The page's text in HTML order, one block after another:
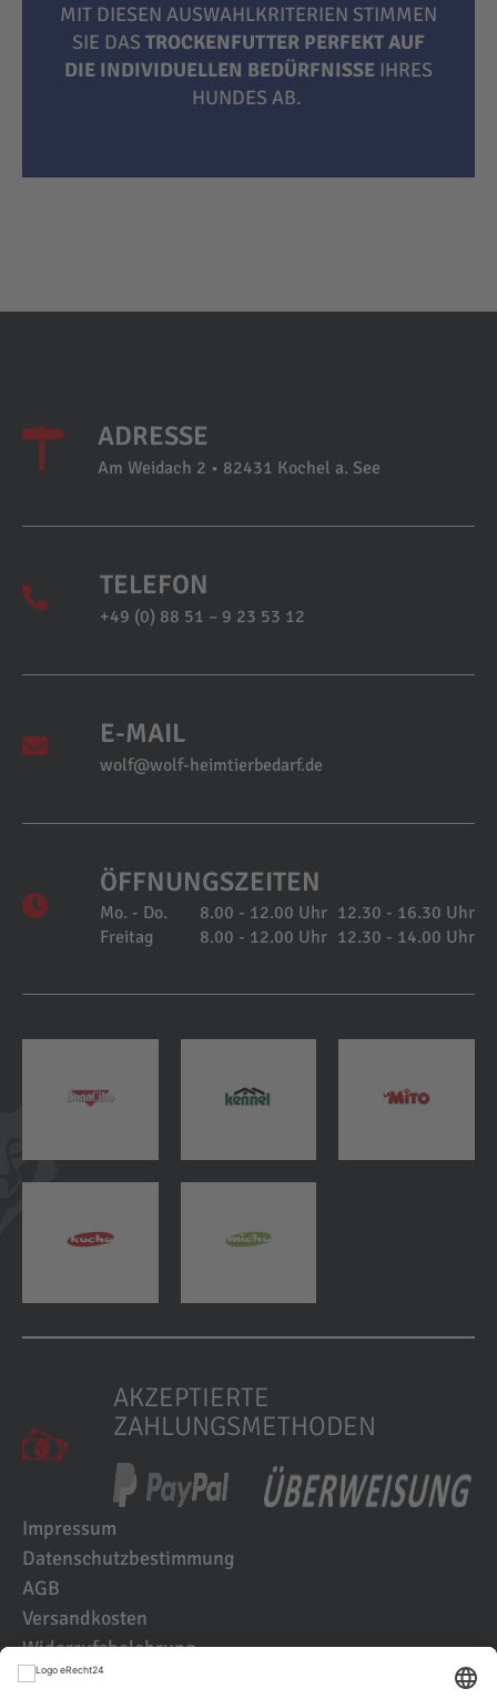
MIT DIESEN AUSWAHLKRITERIEN STIMMEN
SIE DAS TROCKENFUTTER PERFEKT AUF
DIE INDIVIDUELLEN BEDÜRFNISSE IHRES
HUNDES AB.
ADRESSE
Am Weidach 2 • 82431 Kochel a. See
TELEFON
+49 (0) 88 51 – 9 23 53 12
E-MAIL
wolf@wolf-heimtierbedarf.de
ÖFFNUNGSZEITEN
Mo. - Do. 8.00 - 12.00 Uhr 12.30 - 16.30 Uhr
Freitag
8.00 - 12.00 Uhr 12.30 - 14.00 Uhr
AKZEPTIERTE
ZAHLUNGSMETHODEN
Impressum
Datenschutzbestimmung
AGB
Versandkosten
Widerrufsbelehrung
Kundenbewertungen